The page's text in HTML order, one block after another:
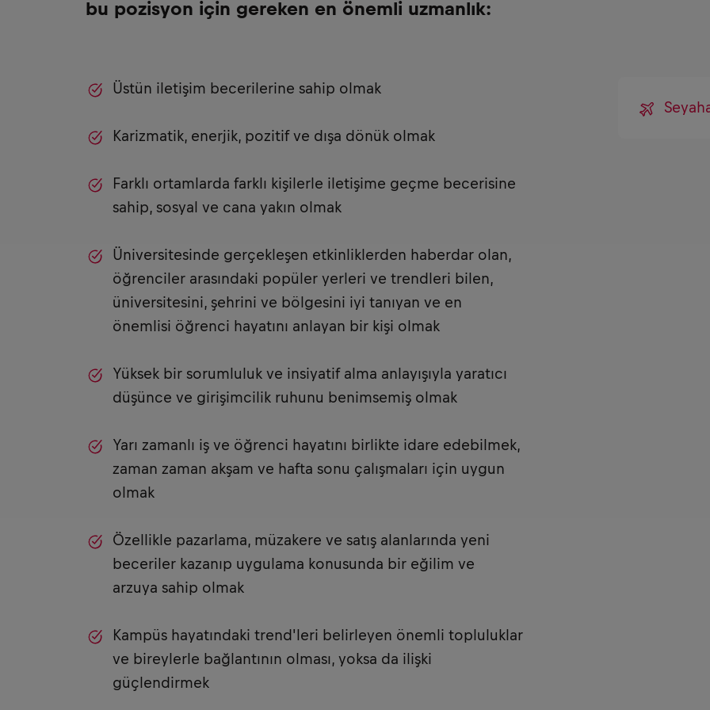
bu pozisyon için gereken en önemli uzmanlık:
Üstün iletişim becerilerine sahip olmak
Karizmatik, enerjik, pozitif ve dışa dönük olmak
Farklı ortamlarda farklı kişilerle iletişime geçme becerisine
sahip, sosyal ve cana yakın olmak
Üniversitesinde gerçekleşen etkinliklerden haberdar olan,
öğrenciler arasındaki popüler yerleri ve trendleri bilen,
üniversitesini, şehrini ve bölgesini iyi tanıyan ve en
önemlisi öğrenci hayatını anlayan bir kişi olmak
Yüksek bir sorumluluk ve insiyatif alma anlayışıyla yaratıcı
düşünce ve girişimcilik ruhunu benimsemiş olmak
Yarı zamanlı iş ve öğrenci hayatını birlikte idare edebilmek,
zaman zaman akşam ve hafta sonu çalışmaları için uygun
olmak
Özellikle pazarlama, müzakere ve satış alanlarında yeni
beceriler kazanıp uygulama konusunda bir eğilim ve
arzuya sahip olmak
Kampüs hayatındaki trend'leri belirleyen önemli topluluklar
ve bireylerle bağlantının olması, yoksa da ilişki
güçlendirmek